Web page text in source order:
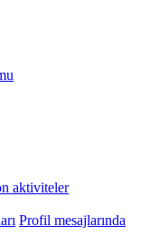
aktiviteler
Profil mesajlarında